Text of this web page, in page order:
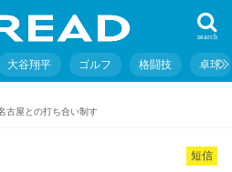
search
大谷翔平 ゴルフ 格闘技 卓球
古屋との打ち合い制す
短信